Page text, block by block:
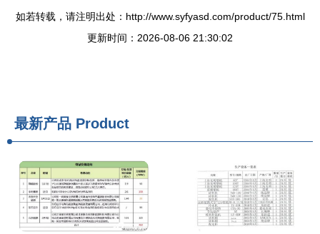
如若转载，请注明出处：http://www.syfyasd.com/product/75.html
更新时间：2026-08-06 21:30:02
最新产品 Product